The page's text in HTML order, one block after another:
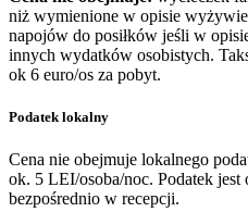
niż wymienione w opisie
napojów do posiłków jeśli w
innych wydatków osobistych.
ok 6 euro/os za pobyt.
Podatek lokalny
Cena nie obejmuje lokalnego
ok. 5 LEI/osoba/noc. Podatek jest
bezpośrednio w recepcji.